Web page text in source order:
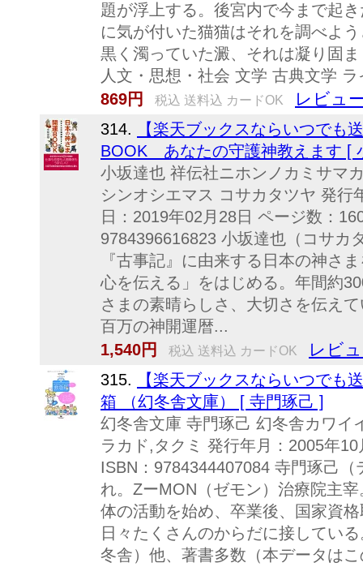
題が浮上する。後宮内で今まで起
に気が付いた猫猫はそれを調べよ
黒く濁っていた澱、それは凝り固
人文・思想・社会 文学 古典文学
869円
税込 送料込 カードOK レビュ
314.
【楽天ブックスならいつでも
BOOK あなたの守護神教えます [
小坂達也 祥伝社ニホンノカミサマ
シンオシエマス コサカタツヤ 発行
日：2019年02月28日 ページ数：
9784396616823 小坂達也（コサカ
『古事記』に由来する日本の神さ
心を伝える」をはじめる。年間約
さまの素晴らしさ、大切さを伝え
百万の神開運暦...
1,540円
税込 送料込 カードOK レビ
315.
【楽天ブックスならいつでも
箱 （幻冬舎文庫） [ 寺門琢己 ]
幻冬舎文庫 寺門琢己 幻冬舎カワイ
ラカド,タクミ 発行年月：2005年
ISBN：9784344407084 寺門琢己
れ。ZーMON（ゼモン）治療院主
体の活動を始め、卒業後、国家資
日々たくさんのからだに接してい
冬舎）他、著書多数（本データは